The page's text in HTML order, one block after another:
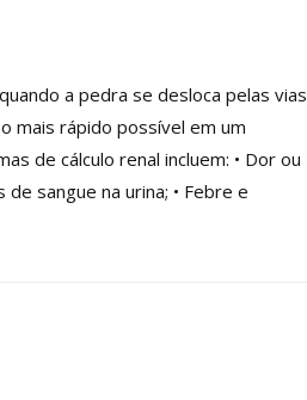
a pedra se desloca pelas vias
mais rápido possível em um
de cálculo renal incluem: • Dor ou
sangue na urina; • Febre e